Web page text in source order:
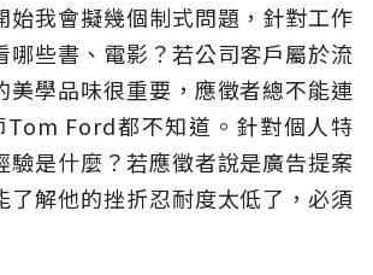
始我會擬幾個制式問題，針對工作
哪些書、電影？若公司客戶屬於流
美學品味很重要，應徵者總不能連
Tom Ford都不知道。針對個人特
驗是什麼？若應徵者說是廣告提案
了解他的挫折忍耐度太低了，必須